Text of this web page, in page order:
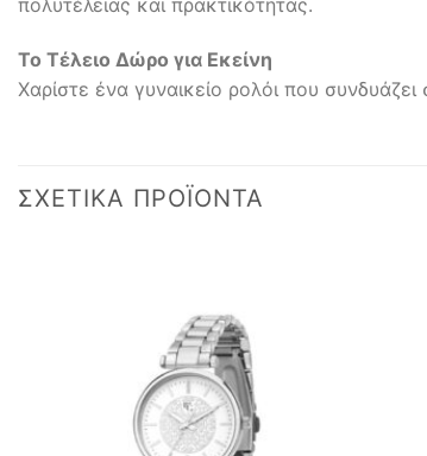
πολυτέλειας και πρακτικότητας.
Το Τέλειο Δώρο για Εκείνη
Χαρίστε ένα γυναικείο ρολόι που
ΣΧΕΤΙΚΆ ΠΡΟΪΌΝΤΑ